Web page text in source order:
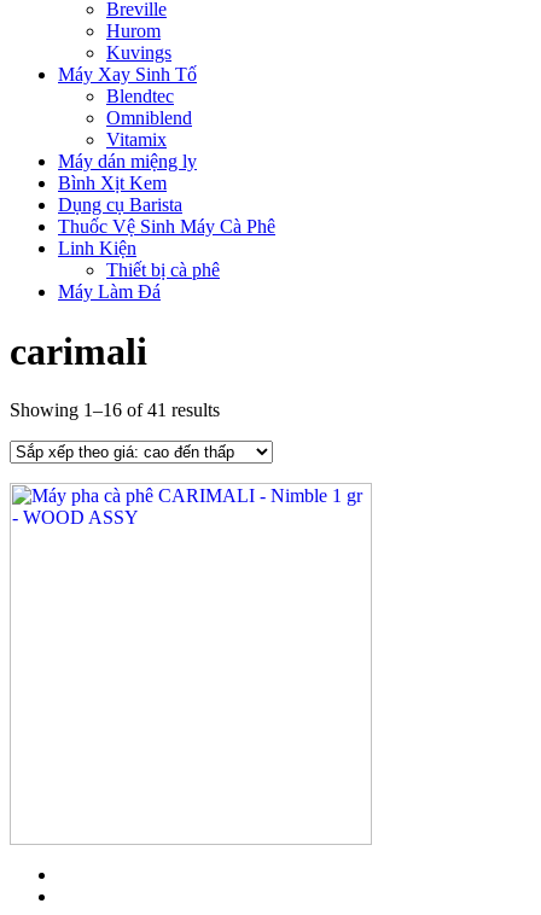
Breville
Hurom
Kuvings
Máy Xay Sinh Tố
Blendtec
Omniblend
Vitamix
Máy dán miệng ly
Bình Xịt Kem
Dụng cụ Barista
Thuốc Vệ Sinh Máy Cà Phê
Linh Kiện
Thiết bị cà phê
Máy Làm Đá
carimali
Showing 1–16 of 41 results